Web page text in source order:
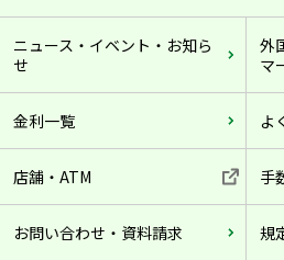
ニュース・イベント・お知ら
せ
外
マ
金利一覧 よ
店舗・ATM 手
お問い合わせ・資料請求 規